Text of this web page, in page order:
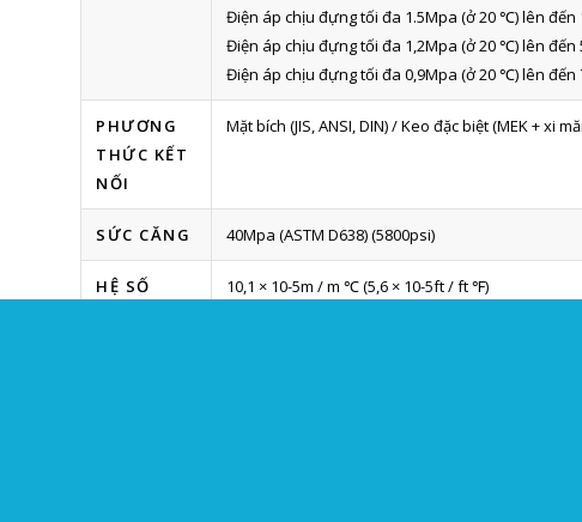
Điện áp chịu đựng tối đa 1.5Mpa (ở 20 ℃) lên đến
Điện áp chịu đựng tối đa 1,2Mpa (ở 20 ℃) lên đến
Điện áp chịu đựng tối đa 0,9Mpa (ở 20 ℃) lên đến
PHƯƠNG
THỨC KẾT
NỐI
Mặt bích (JIS, ANSI, DIN) / Keo đặc biệt (MEK + xi
SỨC CĂNG 40Mpa (ASTM D638) (5800psi)
HỆ SỐ
10,1 × 10-5m / m ℃ (5,6 × 10-5ft / ft ℉)